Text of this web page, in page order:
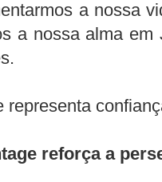
a nossa
a nossa alma
representa
reforça a